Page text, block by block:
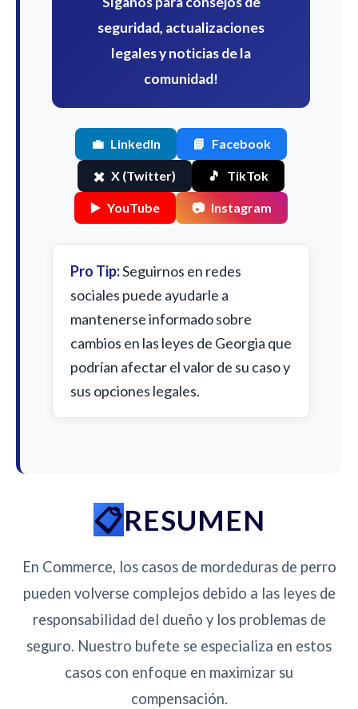
seguridad, actualizaciones
legales y noticias de la
comunidad!
💼 LinkedIn 📘 Facebook
✖️ X (Twitter) 🎵 TikTok
▶️ YouTube 📷 Instagram
Pro Tip:Seguirnos en redes
sociales puede ayudarle a
mantenerse informado sobre
cambios en las leyes de Georgia que
podrían afectar el valor de su caso y
sus opciones legales.
RESUMEN
En Commerce, los casos de mordeduras de perro
pueden volverse complejos debido a las leyes de
responsabilidad del dueño y los problemas de
seguro. Nuestro bufete se especializa en estos
casos con enfoque en maximizar su
compensación.